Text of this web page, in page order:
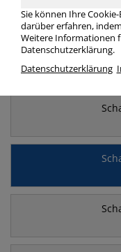
Sie können Ihre
darüber erfahren,
Weitere Informationen
Datenschutzerklärung.
Datenschutzerklärung